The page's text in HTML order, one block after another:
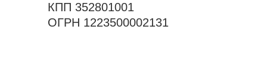
КПП 352801001
ОГРН 1223500002131